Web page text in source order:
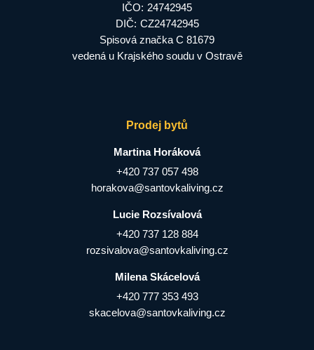
IČO: 24742945
DIČ: CZ24742945
Spisová značka C 81679
vedená u Krajského soudu v Ostravě
Prodej bytů
Martina Horáková
+420 737 057 498
horakova@santovkaliving.cz
Lucie Rozsívalová
+420 737 128 884
rozsivalova@santovkaliving.cz
Milena Skácelová
+420 777 353 493
skacelova@santovkaliving.cz